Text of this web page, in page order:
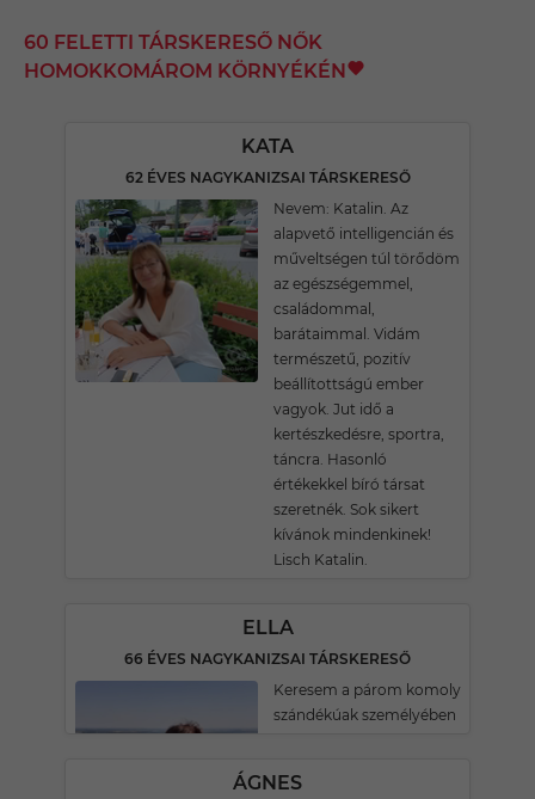
60 FELETTI TÁRSKERESŐ NŐK
HOMOKKOMÁROM KÖRNYÉKÉN
KATA
62 ÉVES NAGYKANIZSAI TÁRSKERESŐ
Nevem: Katalin. Az
alapvető intelligencián és
műveltségen túl törődöm
az egészségemmel,
családommal,
barátaimmal. Vidám
természetű, pozitív
beállítottságú ember
vagyok. Jut idő a
kertészkedésre, sportra,
táncra. Hasonló
értékekkel bíró társat
szeretnék. Sok sikert
kívánok mindenkinek!
Lisch Katalin.
ELLA
66 ÉVES NAGYKANIZSAI TÁRSKERESŐ
Keresem a párom komoly
szándékúak személyében
ÁGNES